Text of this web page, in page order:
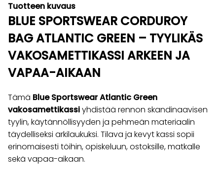
Tuotteen kuvaus
BLUE SPORTSWEAR CORDUROY
BAG ATLANTIC GREEN – TYYLIKÄS
VAKOSAMETTIKASSI ARKEEN JA
VAPAA-AIKAAN
Tämä Blue Sportswear Atlantic Green
vakosamettikassiyhdistää rennon skandinaavisen
tyylin, käytännöllisyyden ja pehmeän materiaalin
täydelliseksi arkilaukuksi. Tilava ja kevyt kassi sopii
erinomaisesti töihin, opiskeluun, ostoksille, matkalle
sekä vapaa-aikaan.